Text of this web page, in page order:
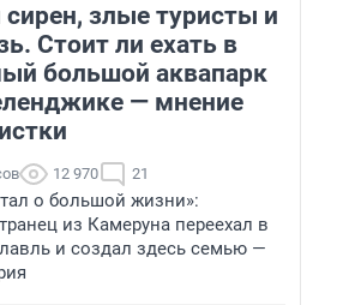
сирен, злые туристы и
Стоит ли ехать в
большой аквапарк
— мнение
12 970 21
о большой жизни»:
из Камеруна переехал в
и создал здесь семью —